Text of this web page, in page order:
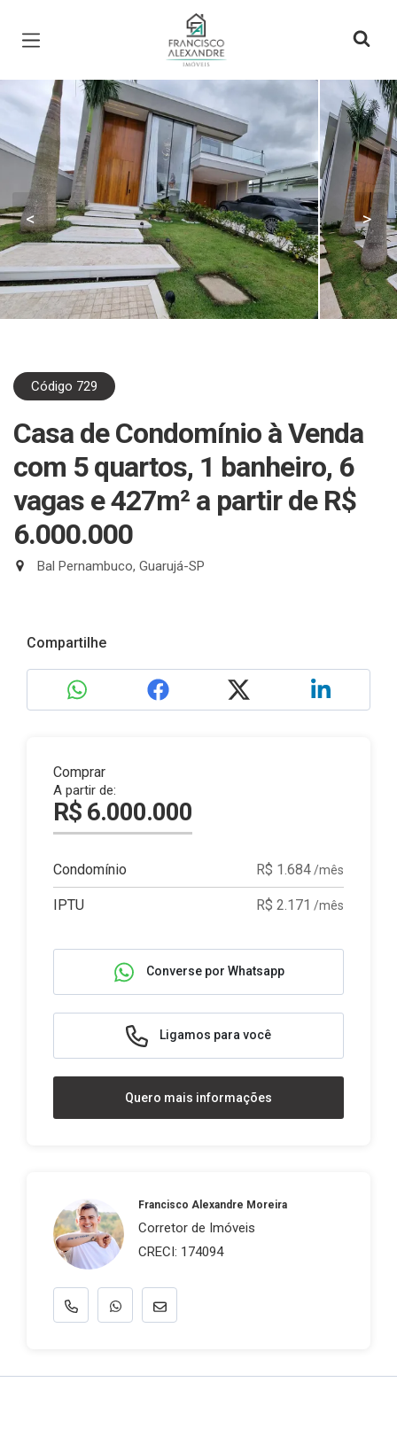
Página inicial
< >
Código 729
Casa de Condomínio à Venda
com 5 quartos, 1 banheiro, 6
vagas e 427m² a partir de R$
6.000.000
Bal Pernambuco, Guarujá-SP
Compartilhe
Comprar
A partir de:
R$ 6.000.000
Condomínio R$ 1.684/mês
IPTU R$ 2.171 /mês
Converse por Whatsapp
Ligamos para você
Quero mais informações
Francisco Alexandre Moreira
Corretor de Imóveis
CRECI: 174094